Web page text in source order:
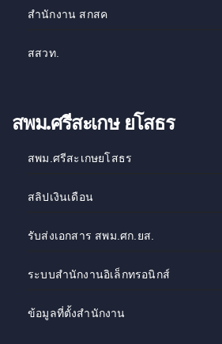
สำนักงาน สกสค
สสวท.
สพม.ศรีสะเกษ ยโสธร
สพม.ศรีสะเกษยโสธร
สลิปเงินเดือน
รับส่งเอกสาร สพม.ศก.ยส.
ระบบสำนักงานอิเล็กทรอนิกส์
ข้อมูลที่ตั้งสำนักงาน